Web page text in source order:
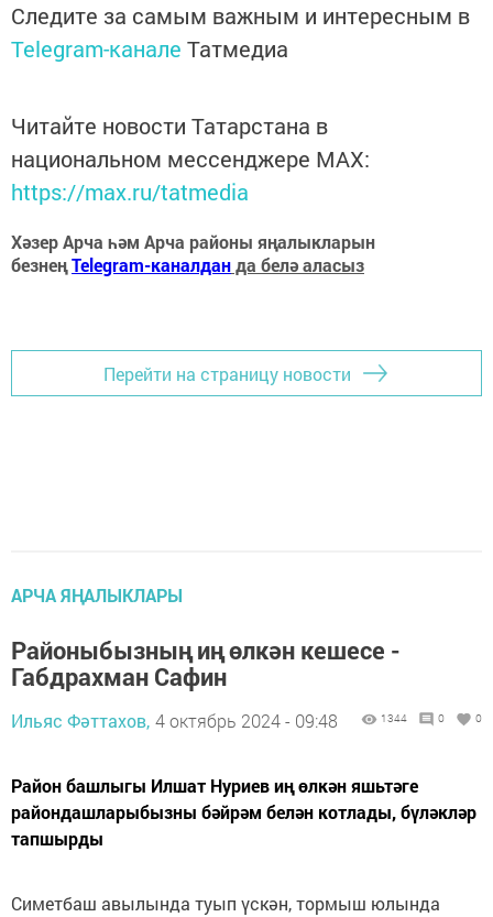
Следите за самым важным и интересным в
Telegram-канале Татмедиа
Читайте новости Татарстана в
национальном мессенджере MАХ:
https://max.ru/tatmedia
Хәзер Арча һәм Арча районы яңалыкларын
безнеңTelegram-каналданда белә аласыз
Перейти на страницу новости
АРЧА ЯҢАЛЫКЛАРЫ
Районыбызның иң өлкән кешесе -
Габдрахман Сафин
Ильяс Фәттахов, 4 октябрь 2024 - 09:48 1344 0 0
Район башлыгы Илшат Нуриев иң өлкән яшьтәге
райондашларыбызны бәйрәм белән котлады, бүләкләр
тапшырды
Симетбаш авылында туып үскән, тормыш юлында